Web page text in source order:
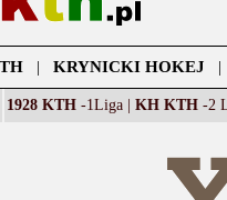
| KRYNICKI HOKEJ
1928 KTH -1Liga | KH KTH -2